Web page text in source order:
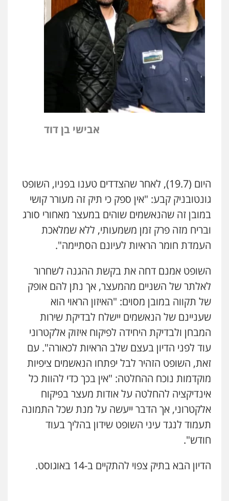
אבישי בן דוד
היום (19.7), לאחר שהצדדים טענו בפניו, השופט
גונטובניק קבע: "אין ספק כי תיק זה מעורר קושי
במובן זה שהנאשמים שוהים במעצר מאחורי סורג
ובריח מזה פרק זמן משמעותי, ללא שמלאכת
העמדת חומר הראיות לעיונם הסתיימה".
השופט אמנם דחה את בקשת ההגנה לשחרור
לאלתר של השניים מהמעצר, אך נתן להם אופק
של תקווה במובן מסוים: "האיזון הראוי הוא
שעניינם של הנאשמים יישלח לבדיקת שירות
המבחן ולבדיקת היחידה לפיקוח איזוק אלקטרוני
עוד לפני הדיון בעצם שלב הראיות לכאורה". עם
זאת, השופט הזהיר לבל יפתחו הנאשמים ציפיות
מוקדמות נוכח ההחלטה: "אין בכך כדי להוות כל
אינדיקציה להחלטה על אודות מעצר בפיקוח
אלקטרוני, אך הדבר ייעשה על מנת שכל התמונה
תעמוד לנגד עיני השופט שידון בהליך בעוד
חודש".
הדיון הבא בתיק צפוי להתקיים ב-14 באוגוסט.
רונן הלל – מוניטין
מחיקת כתבות מגוגל ודחיקת אזכורים
שליליים
שירותים מקצועיים לעורכי דין
0522508109
אחסון אתרים
מרכז התחלה חדשה
אסירים עבירות מין שירותים מקצועיים
לעורכי דין
0544500346
מאיה בלום, עו"ס, טיפול ושיקום
טיפול בהתמכרויות שירותים מקצועיים
לעורכי דין
0504062539
עו"ד ד"ר אבי שקד
הלבנת הון חילוטים